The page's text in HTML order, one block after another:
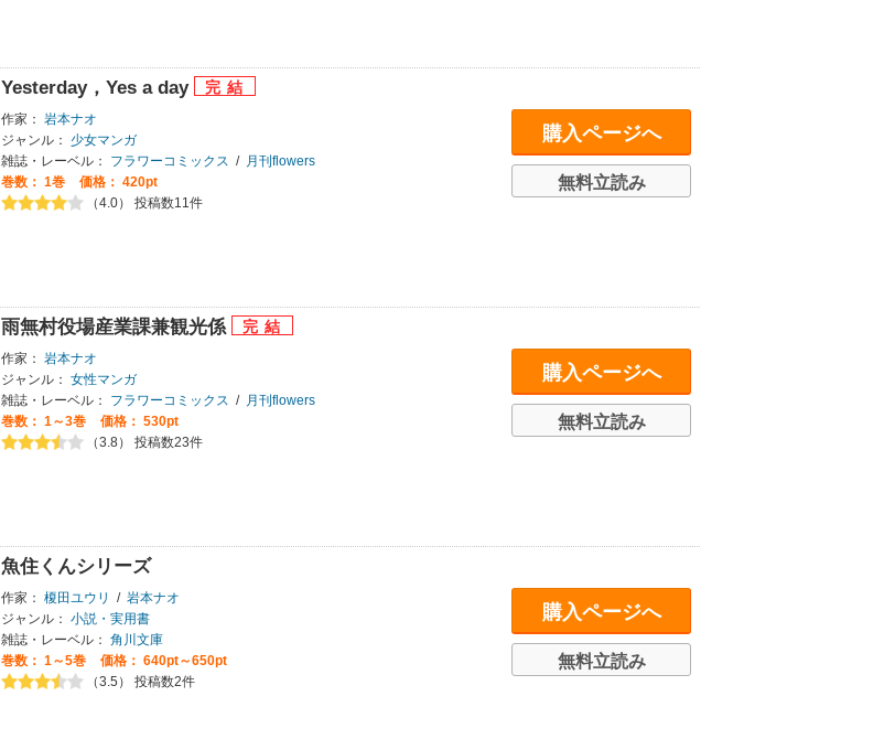
Yesterday，Yes a day
作家： 岩本ナオ
ジャンル：
少女マンガ
雑誌・レーベル：
フラワーコミックス /
月刊flowers
巻数： 1巻
価格： 420pt
（4.0） 投稿数11件
購入ページへ
無料立読み
雨無村役場産業課兼観光係
作家： 岩本ナオ
ジャンル： 女性マンガ
雑誌・レーベル：
フラワーコミックス /
月刊flowers
巻数： 1～3巻
価格： 530pt
（3.8） 投稿数23件
購入ページへ
無料立読み
魚住くんシリーズ
作家： 榎田ユウリ / 岩本ナオ
ジャンル： 小説・実用書
雑誌・レーベル： 角川文庫
巻数： 1～5巻
価格： 640pt～650pt
（3.5） 投稿数2件
購入ページへ
無料立読み